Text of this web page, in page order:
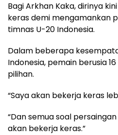
Bagi Arkhan Kaka, dirinya
keras demi mengamankan
timnas U-20 Indonesia.
Dalam beberapa
Indonesia, pemain berusia
pilihan.
“Saya akan bekerja keras
“Dan semua soal
akan bekerja keras.”